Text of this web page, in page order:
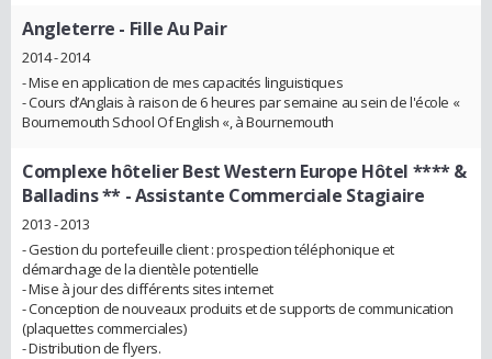
Angleterre - Fille Au Pair
2014 - 2014
- Mise en application de mes capacités linguistiques
- Cours d’Anglais à raison de 6 heures par semaine au sein de l'école «
Bournemouth School Of English «, à Bournemouth
Complexe hôtelier Best Western Europe Hôtel **** &
Balladins **- Assistante Commerciale Stagiaire
2013 - 2013
- Gestion du portefeuille client : prospection téléphonique et
démarchage de la clientèle potentielle
- Mise à jour des différents sites internet
- Conception de nouveaux produits et de supports de communication
(plaquettes commerciales)
- Distribution de flyers.